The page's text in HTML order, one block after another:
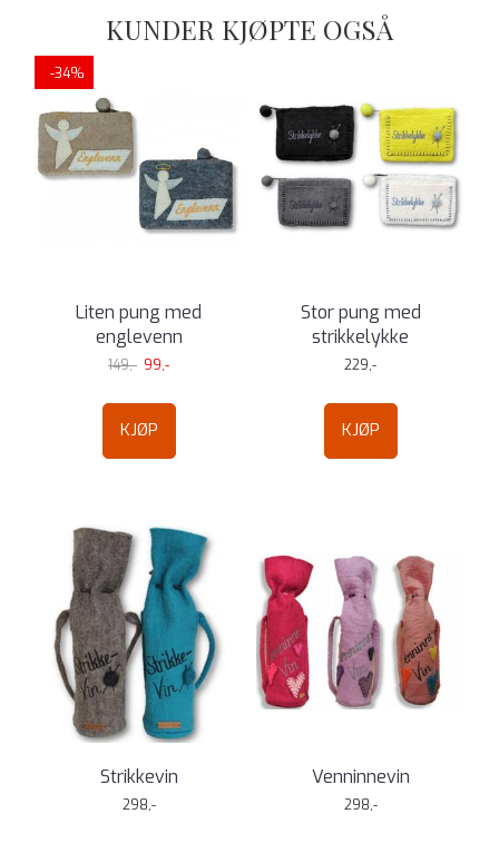
KUNDER KJØPTE OGSÅ
-34%
Liten pung med
englevenn
149,- 99,-
KJØP
Stor pung med
strikkelykke
229,-
KJØP
Strikkevin
298,-
Venninnevin
298,-